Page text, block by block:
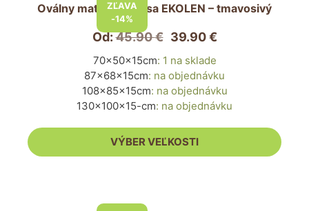
ZĽAVA
-14%
Oválny matrac pre psa EKOLEN – tmavosivý
Od:45.90€ 39.90€
70x50x15cm: 1 na sklade
87x68x15cm: na objednávku
108x85x15cm: na objednávku
130x100x15-cm: na objednávku
VÝBER VEĽKOSTI
stránke